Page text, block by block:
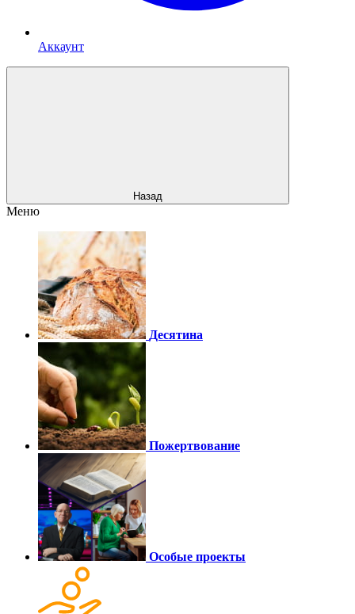
Аккаунт
Назад
Меню
Десятина
Пожертвование
Особые проекты